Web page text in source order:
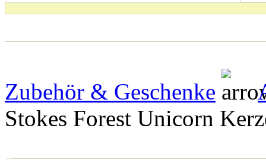
Zubehör & Geschenke
Stokes Forest Unicorn